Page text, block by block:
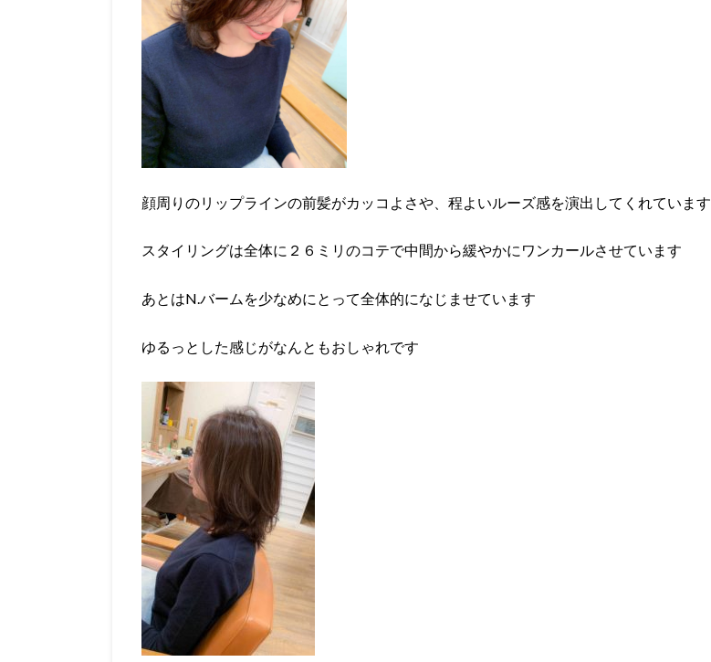
顔周りのリップラインの前髪がカッコよさや、程よいルーズ感を演出してくれています
スタイリングは全体に２６ミリのコテで中間から緩やかにワンカールさせています
あとはN.バームを少なめにとって全体的になじませています
ゆるっとした感じがなんともおしゃれです